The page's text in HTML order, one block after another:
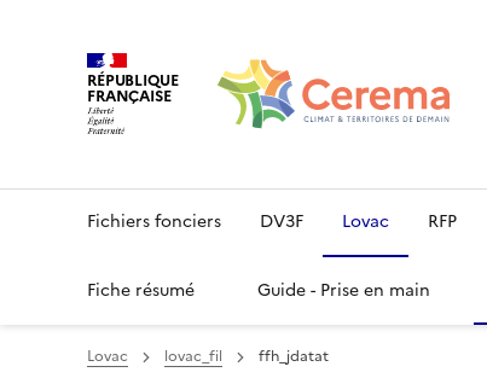
RÉPUBLIQUE
FRANÇAISE
Fichiers fonciers DV3F Lovac RFP
Fiche résumé Guide - Prise en main
Lovac lovac_fil ffh_jdatat